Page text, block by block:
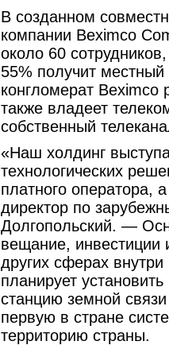
В созданном
компании Beximco
около 60
55% получит
конгломерат Beximco
также владеет
собственный
«Наш холдинг
технологических
платного оператора,
директор по
Долгопольский. —
вещание, инвестиции
других сферах
планирует
станцию земной
первую в стране
территорию страны.